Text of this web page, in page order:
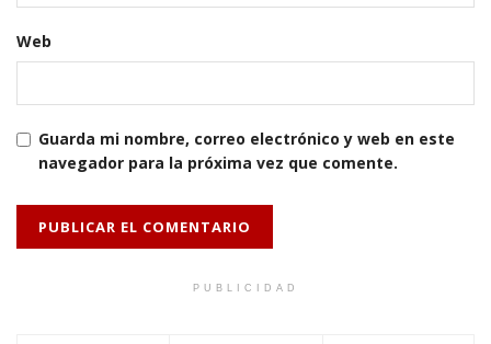
Web
Guarda mi nombre, correo electrónico y web en este
navegador para la próxima vez que comente.
PUBLICIDAD